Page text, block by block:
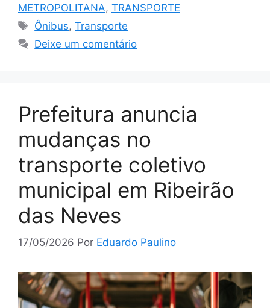
METROPOLITANA, TRANSPORTE
Tags
Ônibus,Transporte
Deixe um comentário
Prefeitura anuncia
mudanças no
transporte coletivo
municipal em Ribeirão
das Neves
17/05/2026 Por Eduardo Paulino